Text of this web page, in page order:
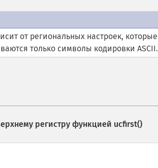
от региональных настроек, которые
только символы кодировки ASCII.
регистру функцией ucfirst()